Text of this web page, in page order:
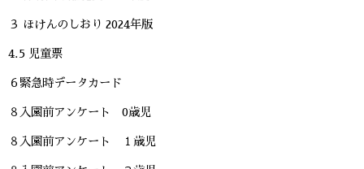
３ ほけんのしおり 2024年版
4.5 児童票
６緊急時データカード
８入園前アンケート 0歳児
８入園前アンケート １歳児